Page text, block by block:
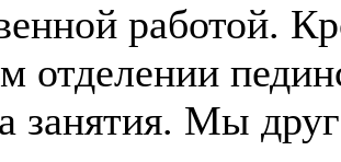
работой.
отделении
занятия. Мы